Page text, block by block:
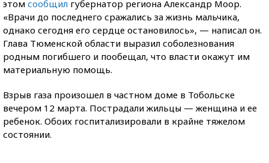
этом сообщил губернатор региона Александр Моор.
«Врачи до последнего сражались за жизнь мальчика,
однако сегодня его сердце остановилось», — написал он.
Глава Тюменской области выразил соболезнования
родным погибшего и пообещал, что власти окажут им
материальную помощь.
Взрыв газа произошел в частном доме в Тобольске
вечером 12 марта. Пострадали жильцы — женщина и ее
ребенок. Обоих госпитализировали в крайне тяжелом
состоянии.